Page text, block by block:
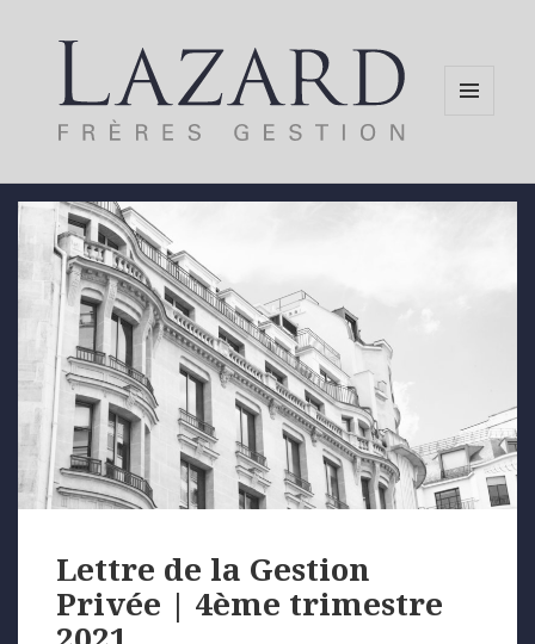
Lettre de la Gestion
Privée | 4ème trimestre